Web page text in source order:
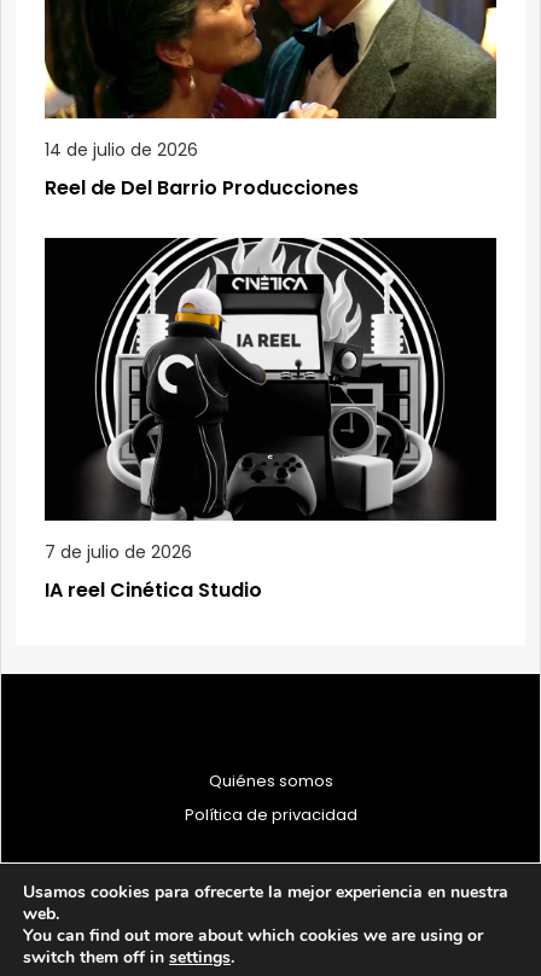
14 de julio de 2026
Reel de Del Barrio Producciones
7 de julio de 2026
IA reel Cinética Studio
Quiénes somos
Política de privacidad
© 1997 - 2026 PRODU - Todos los derechos reservados
Usamos cookies para ofrecerte la mejor experiencia en nuestra
web.
You can find out more about which cookies we are using or
switch them off in settings.